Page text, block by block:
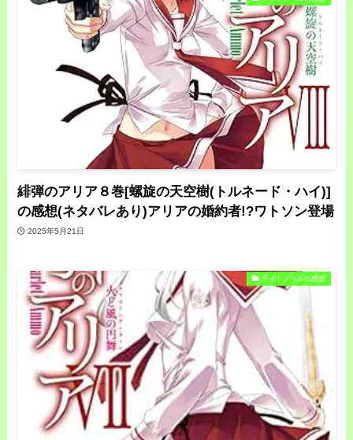
緋弾のアリア８巻[螺旋の天空樹(トルネード・ハイ)]
の感想(ネタバレあり)アリアの婚約者!?ワトソン登場
2025年5月21日
ライトノベルの感想